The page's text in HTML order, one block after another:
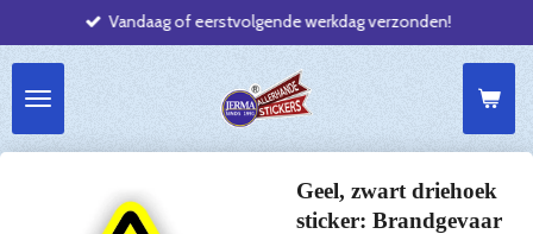
direct
de
hoofdinhoud
Vandaag of eerstvolgende werkdag verzonden!
Geel, zwart driehoek
sticker: Brandgevaar